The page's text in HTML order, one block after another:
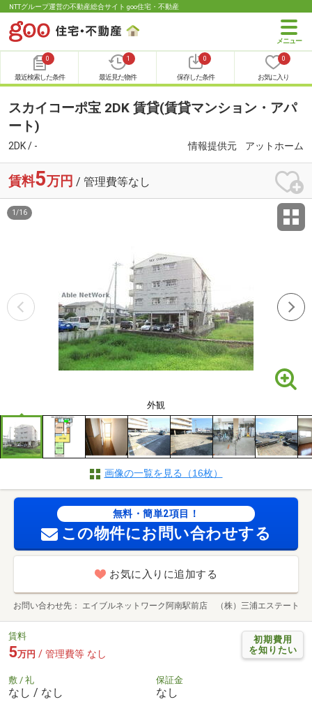
NTTグループ運営の不動産総合サイト goo住宅・不動産
0
最近検索した条件
1
最近見た物件
0
保存した条件
0
お気に入り
スカイコーポ宝 2DK 賃貸(賃貸マンション・アパ
ート)
2DK / - 情報提供元 アットホーム
賃料5万円 / 管理費等なし
外観
1 /16
画像の一覧を見る（16枚）
無料・簡単2項目！
この物件にお問い合わせする
お気に入りに追加する
お問い合わせ先 エイブルネットワーク阿南駅前店 （株）三浦エステート
初期費用
を知りたい
賃料
5万円 / 管理費等 なし
敷 / 礼
なし / なし
保証金
なし